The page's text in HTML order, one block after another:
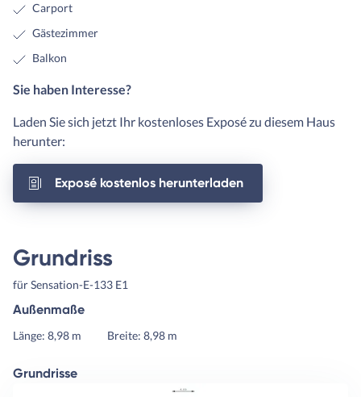
Carport
Gästezimmer
Balkon
Sie haben Interesse?
Laden Sie sich jetzt Ihr kostenloses Exposé zu diesem Haus
herunter:
Exposé kostenlos herunterladen
Grundriss
für Sensation-E-133 E1
Außenmaße
Länge: 8,98 m Breite: 8,98 m
Grundrisse